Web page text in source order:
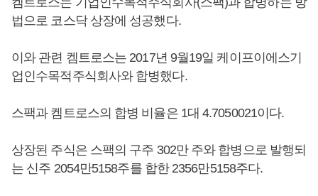
법으로 코스닥 상장에 성공했다.
이와 관련 켐트로스는 2017년 9월19일 케이프이에스기
업인수목적주식회사와 합병했다.
스팩과 켐트로스의 합병 비율은 1대 4.7050021이다.
상장된 주식은 스팩의 구주 302만 주와 합병으로 발행되
는 신주 2054만5158주를 합한 2356만5158주다.